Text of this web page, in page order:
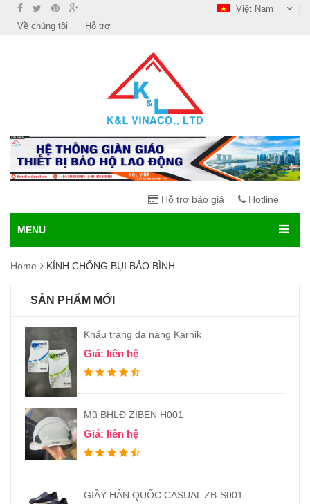
Việt Nam
Về chúng tôi
Hỗ trợ
Hỗ trợ báo giá Hotline
MENU
Home KÍNH CHỐNG BỤI BẢO BÌNH
SẢN PHẨM MỚI
Khẩu trang đa năng Karnik
Giá: liên hệ
Mũ BHLĐ ZIBEN H001
Giá: liên hệ
GIẦY HÀN QUỐC CASUAL ZB-S001